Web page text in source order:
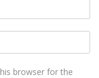
browser for the